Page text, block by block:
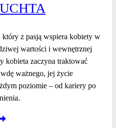
który z pasją wspiera kobiety w
wartości i wewnętrznej
kobieta zaczyna traktować
ważnego, jej życie
poziomie – od kariery po